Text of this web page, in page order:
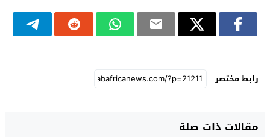
رابط مختصر
مقالات ذات صلة